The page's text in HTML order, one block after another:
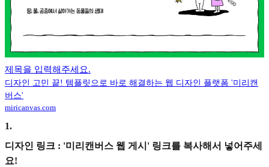
제목을 입력해주세요.
디자인 고민 끝! 템플릿으로 바로 해결하는 웹 디자인 플랫폼 '미리캔
버스'
miricanvas.com
1.
디자인 링크 : '미리캔버스 웹 게시' 링크를 복사해서 넣어주세
요!